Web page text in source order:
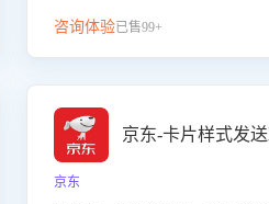
咨询体验已售99+
京东